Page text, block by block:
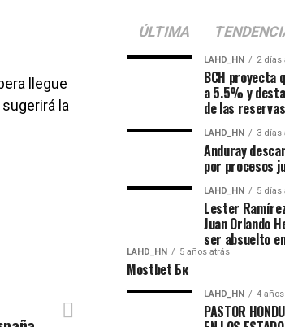
llegue
la
ÚLTIMA
LAHD_HN 2 días
BCH proyecta
a 5.5% y
de las
LAHD_HN 3 días
Anduray
por procesos
LAHD_HN 5 días
Lester
Juan Orlando
ser absuelto
LAHD_HN 5 años atrás
Mostbet Бк
LAHD_HN 4
PASTOR